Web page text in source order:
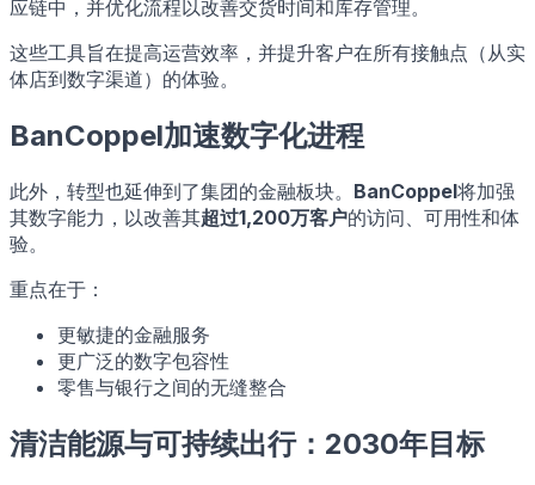
应链中，并优化流程以改善交货时间和库存管理。
这些工具旨在提高运营效率，并提升客户在所有接触点（从实
体店到数字渠道）的体验。
BanCoppel加速数字化进程
此外，转型也延伸到了集团的金融板块。 BanCoppel将加强
其数字能力，以改善其超过1,200万客户的访问、可用性和体
验。
重点在于：
更敏捷的金融服务
更广泛的数字包容性
零售与银行之间的无缝整合
清洁能源与可持续出行：2030年目标